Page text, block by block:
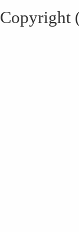
Copyright